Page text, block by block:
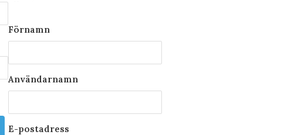
Förnamn
Användarnamn
E-postadress